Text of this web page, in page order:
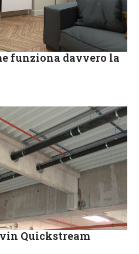
funziona davvero la
Quickstream